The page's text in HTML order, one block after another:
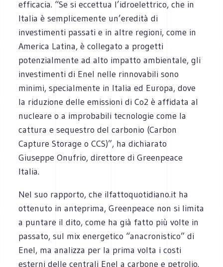
efficacia. “Se si eccettua l’idroelettrico, che in
Italia è semplicemente un’eredità di
investimenti passati e in altre regioni, come in
America Latina, è collegato a progetti
potenzialmente ad alto impatto ambientale, gli
investimenti di Enel nelle rinnovabili sono
minimi, specialmente in Italia ed Europa, dove
la riduzione delle emissioni di Co2 è affidata al
nucleare o a improbabili tecnologie come la
cattura e sequestro del carbonio (Carbon
Capture Storage o CCS)”, ha dichiarato
Giuseppe Onufrio, direttore di Greenpeace
Italia.
Nel suo rapporto, che ilfattoquotidiano.it ha
ottenuto in anteprima, Greenpeace non si limita
a puntare il dito, come ha già fatto più volte in
passato, sul mix energetico “anacronistico” di
Enel, ma analizza per la prima volta i costi
esterni delle centrali Enel a carbone e petrolio.